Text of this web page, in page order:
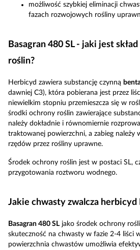
możliwość szybkiej eliminacji
fazach rozwojowych rośliny
Basagran 480 SL - jaki jest
roślin?
Herbicyd zawiera substancję czynną
dawniej C3), która pobierana jest przez
niewielkim stopniu przemieszcza się w
środki ochrony roślin zawierające
należy dokładnie i równomiernie
traktowanej powierzchni, a zabieg należy
rzędów przez rośliny uprawne.
Środek ochrony roślin jest w postaci SL,
przygotowania roztworu wodnego.
Jakie chwasty zwalcza herbicyd
Basagran 480 SL jako środek ochrony
skuteczność na chwasty w fazie 2-4 liści
powierzchnia chwastów umożliwia